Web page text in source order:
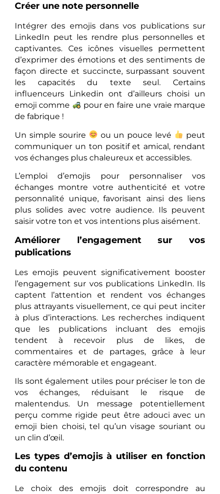
Créer une note personnelle
Intégrer des emojis dans vos publications sur
LinkedIn peut les rendre plus personnelles et
captivantes. Ces icônes visuelles permettent
d’exprimer des émotions et des sentiments de
façon directe et succincte, surpassant souvent
les capacités du texte seul. Certains
influenceurs Linkedin ont d’ailleurs choisi un
emoji comme
pour en faire une vraie marque
de fabrique !
Un simple sourire
ou un pouce levé
peut
communiquer un ton positif et amical, rendant
vos échanges plus chaleureux et accessibles.
L’emploi d’emojis pour personnaliser vos
échanges montre votre authenticité et votre
personnalité unique, favorisant ainsi des liens
plus solides avec votre audience. Ils peuvent
saisir votre ton et vos intentions plus aisément.
Améliorer l’engagement sur vos
publications
Les emojis peuvent significativement booster
l’engagement sur vos publications LinkedIn. Ils
captent l’attention et rendent vos échanges
plus attrayants visuellement, ce qui peut inciter
à plus d’interactions. Les recherches indiquent
que les publications incluant des emojis
tendent à recevoir plus de likes, de
commentaires et de partages, grâce à leur
caractère mémorable et engageant.
Ils sont également utiles pour préciser le ton de
vos échanges, réduisant le risque de
malentendus. Un message potentiellement
perçu comme rigide peut être adouci avec un
emoji bien choisi, tel qu’un visage souriant ou
un clin d’œil.
Les types d’emojis à utiliser en fonction
du contenu
Le choix des emojis doit correspondre au